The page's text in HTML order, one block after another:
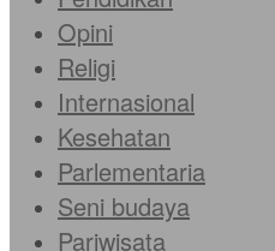
Opini
Religi
Internasional
Kesehatan
Parlementaria
Seni budaya
Pariwisata